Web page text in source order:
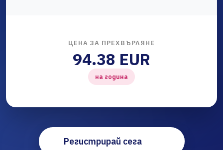
ЦЕНА ЗА ПРЕХВЪРЛЯНЕ
94.38 EUR
на година
Регистрирай сега